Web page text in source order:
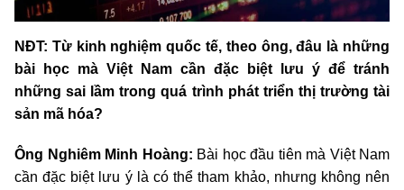
NĐT: Từ kinh nghiệm quốc tế, theo ông, đâu là những
bài học mà Việt Nam cần đặc biệt lưu ý để tránh
những sai lầm trong quá trình phát triển thị trường tài
sản mã hóa?
Ông Nghiêm Minh Hoàng: Bài học đầu tiên mà Việt Nam
cần đặc biệt lưu ý là có thể tham khảo, nhưng không nên